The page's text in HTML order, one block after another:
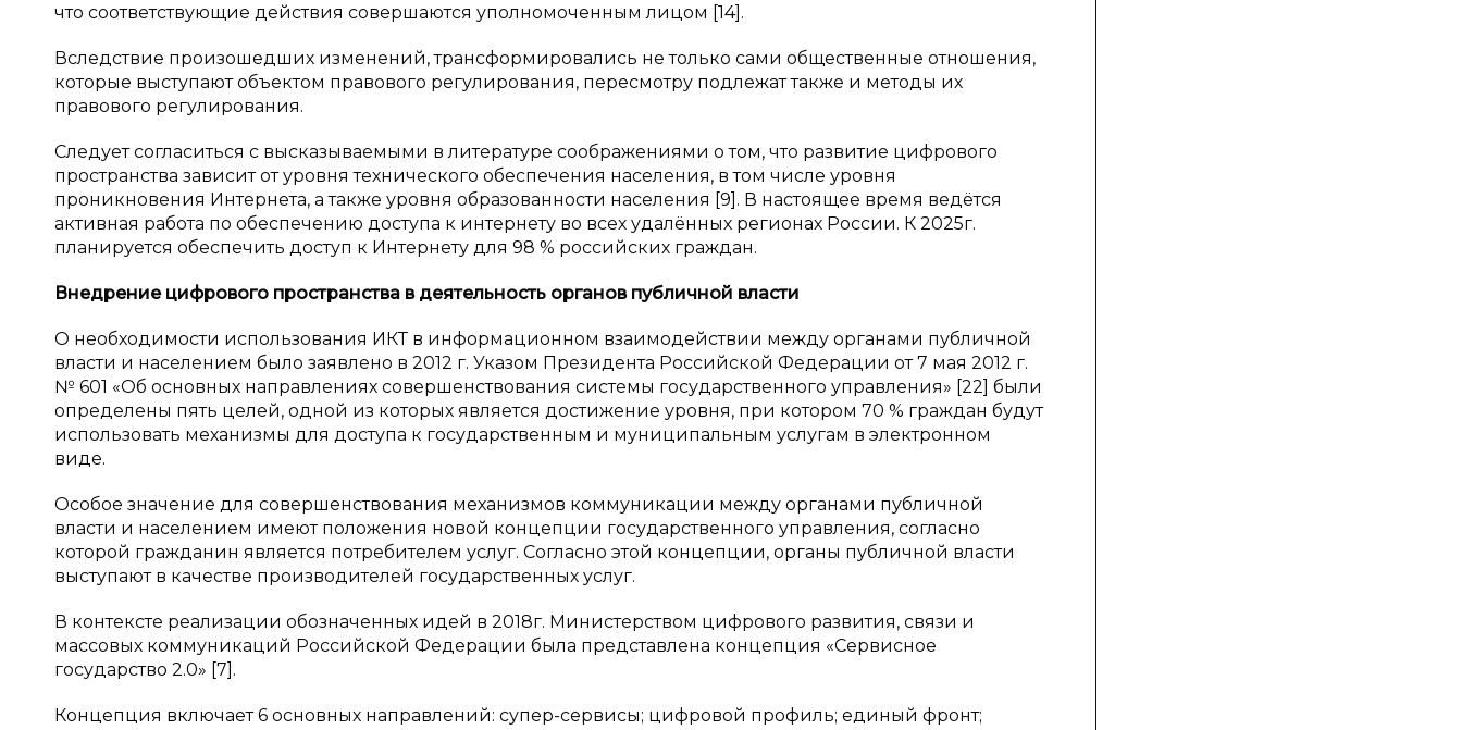
что соответствующие действия совершаются уполномоченным лицом [14].
Вследствие произошедших изменений, трансформировались не только сами общественные отношения,
которые выступают объектом правового регулирования, пересмотру подлежат также и методы их
правового регулирования.
Следует согласиться с высказываемыми в литературе соображениями о том, что развитие цифрового
пространства зависит от уровня технического обеспечения населения, в том числе уровня
проникновения Интернета, а также уровня образованности населения [9]. В настоящее время ведётся
активная работа по обеспечению доступа к интернету во всех удалённых регионах России. К 2025г.
планируется обеспечить доступ к Интернету для 98 % российских граждан.
Внедрение цифрового пространства в деятельность органов публичной власти
О необходимости использования ИКТ в информационном взаимодействии между органами публичной
власти и населением было заявлено в 2012 г. Указом Президента Российской Федерации от 7 мая 2012 г.
№ 601 «Об основных направлениях совершенствования системы государственного управления» [22] были
определены пять целей, одной из которых является достижение уровня, при котором 70 % граждан будут
использовать механизмы для доступа к государственным и муниципальным услугам в электронном
виде.
Особое значение для совершенствования механизмов коммуникации между органами публичной
власти и населением имеют положения новой концепции государственного управления, согласно
которой гражданин является потребителем услуг. Согласно этой концепции, органы публичной власти
выступают в качестве производителей государственных услуг.
В контексте реализации обозначенных идей в 2018г. Министерством цифрового развития, связи и
массовых коммуникаций Российской Федерации была представлена концепция «Сервисное
государство 2.0» [7].
Концепция включает 6 основных направлений: cупер-сервисы; цифровой профиль; единый фронт;